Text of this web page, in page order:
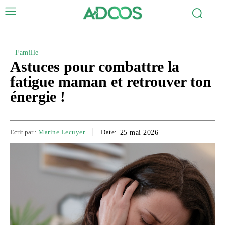
Famille
Astuces pour combattre la
fatigue maman et retrouver ton
énergie !
Ecrit par : Marine Lecuyer Date: 25 mai 2026